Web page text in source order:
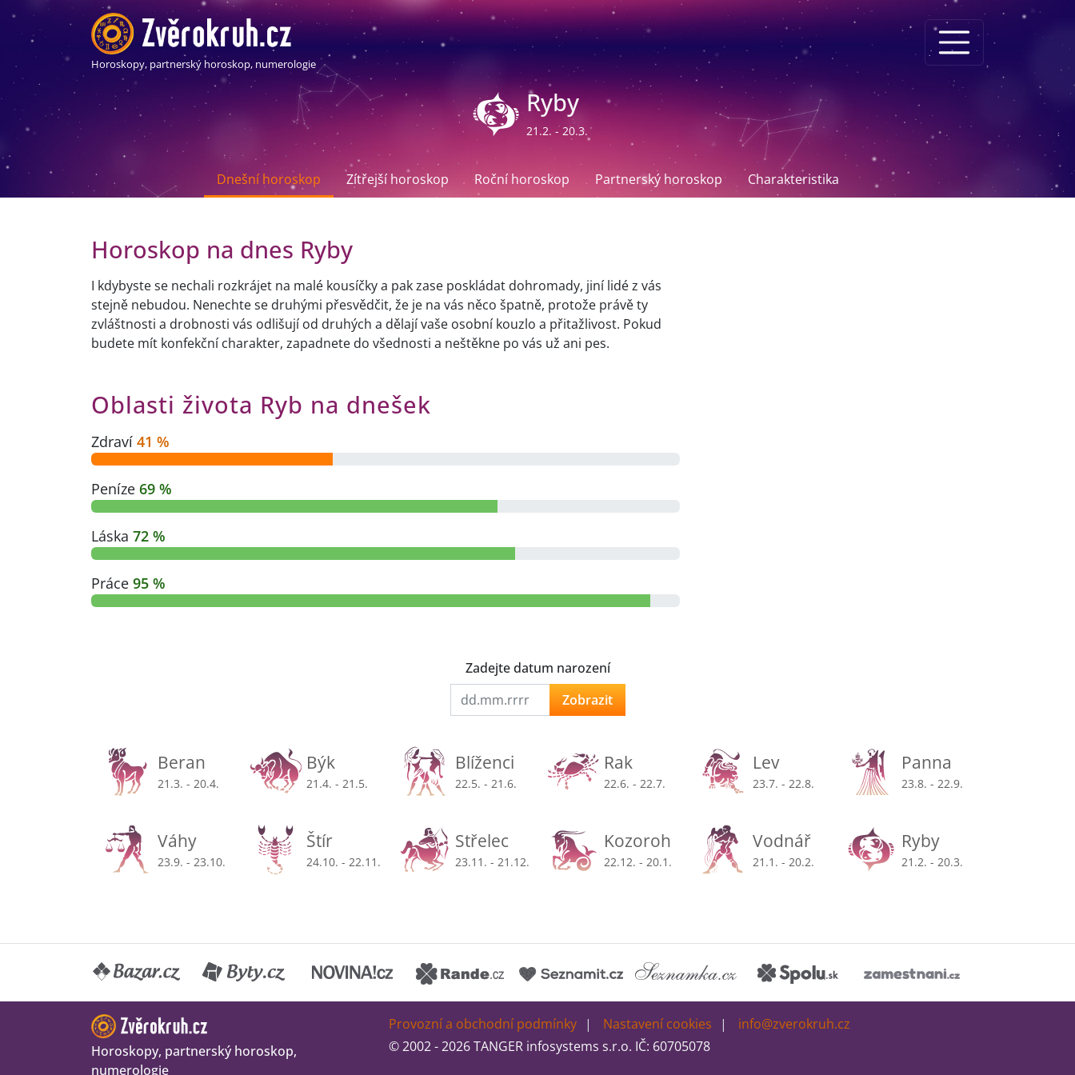
Horoskopy, partnerský horoskop, numerologie
Ryby
21.2. - 20.3.
Dnešní horoskop Zítřejší horoskop Roční horoskop Partnerský horoskop Charakteristika
Horoskop na dnes Ryby
I kdybyste se nechali rozkrájet na malé kousíčky a pak zase poskládat dohromady, jiní lidé z vás
stejně nebudou. Nenechte se druhými přesvědčit, že je na vás něco špatně, protože právě ty
zvláštnosti a drobnosti vás odlišují od druhých a dělají vaše osobní kouzlo a přitažlivost. Pokud
budete mít konfekční charakter, zapadnete do všednosti a neštěkne po vás už ani pes.
Oblasti života Ryb na dnešek
Zdraví 41 %
Peníze 69 %
Láska 72 %
Práce 95 %
Zadejte datum narození
Zobrazit
Beran
21.3. - 20.4.
Býk
21.4. - 21.5.
Blíženci
22.5. - 21.6.
Rak
22.6. - 22.7.
Lev
23.7. - 22.8.
Panna
23.8. - 22.9.
Váhy
23.9. - 23.10.
Štír
24.10. - 22.11.
Střelec
23.11. - 21.12.
Kozoroh
22.12. - 20.1.
Vodnář
21.1. - 20.2.
Ryby
21.2. - 20.3.
Horoskopy, partnerský horoskop,
numerologie
Provozní a obchodní podmínky Nastavení cookies
info@zverokruh.cz
© 2002 - 2026 TANGER infosystems s.r.o. IČ: 60705078